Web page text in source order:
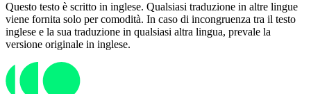
Questo testo è scritto in inglese. Qualsiasi traduzione in altre lingue
viene fornita solo per comodità. In caso di incongruenza tra il testo
inglese e la sua traduzione in qualsiasi altra lingua, prevale la
versione originale in inglese.